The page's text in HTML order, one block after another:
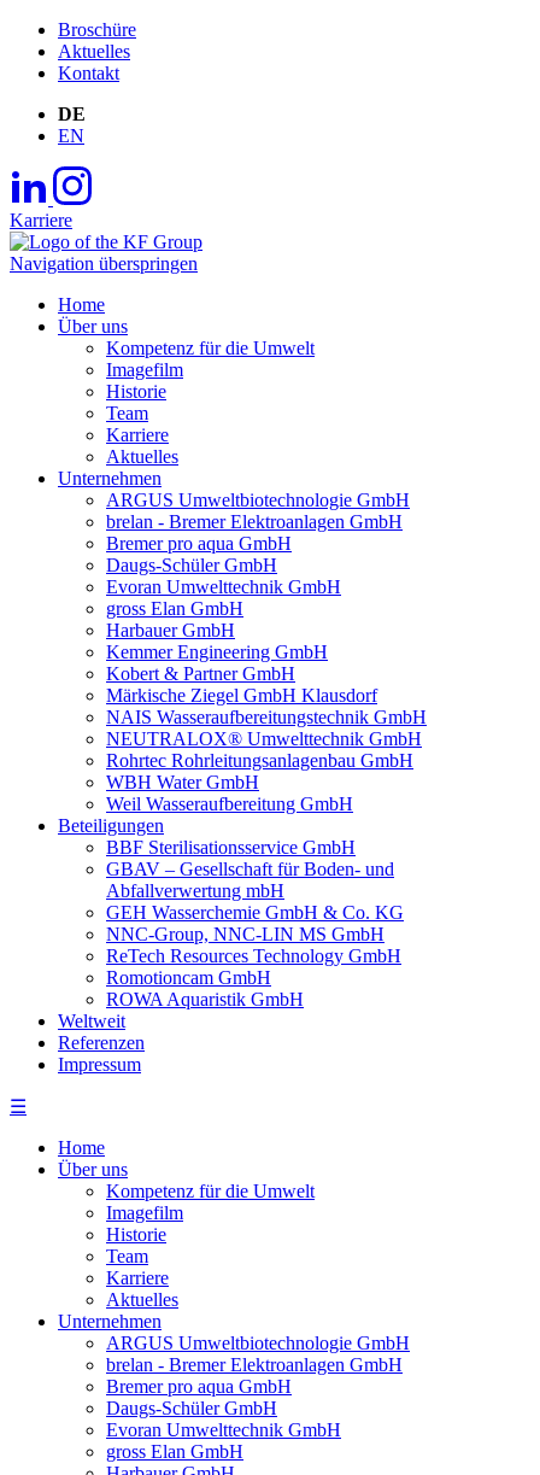
Broschüre
Aktuelles
Kontakt
DE
EN
Karriere
Navigation überspringen
Home
Über uns
Kompetenz für die Umwelt
Imagefilm
Historie
Team
Karriere
Aktuelles
Unternehmen
ARGUS Umweltbiotechnologie GmbH
brelan - Bremer Elektroanlagen GmbH
Bremer pro aqua GmbH
Daugs-Schüler GmbH
Evoran Umwelt­technik GmbH
gross Elan GmbH
Harbauer GmbH
Kemmer Engineering GmbH
Kobert & Partner GmbH
Märkische Ziegel GmbH Klausdorf
NAIS Wasseraufbereitungstechnik GmbH
NEUTRALOX® Umwelttechnik GmbH
Rohrtec Rohrleitungsanlagenbau GmbH
WBH Water GmbH
Weil Wasseraufbereitung GmbH
Beteiligungen
BBF Sterilisationsservice GmbH
GBAV – Gesellschaft für Boden- und
Abfallverwertung mbH
GEH Wasserchemie GmbH & Co. KG
NNC-Group, NNC-LIN MS GmbH
ReTech Resources Technology GmbH
Romotioncam GmbH
ROWA Aquaristik GmbH
Weltweit
Referenzen
Impressum
☰
Home
Über uns
Kompetenz für die Umwelt
Imagefilm
Historie
Team
Karriere
Aktuelles
Unternehmen
ARGUS Umweltbiotechnologie GmbH
brelan - Bremer Elektroanlagen GmbH
Bremer pro aqua GmbH
Daugs-Schüler GmbH
Evoran Umwelt­technik GmbH
gross Elan GmbH